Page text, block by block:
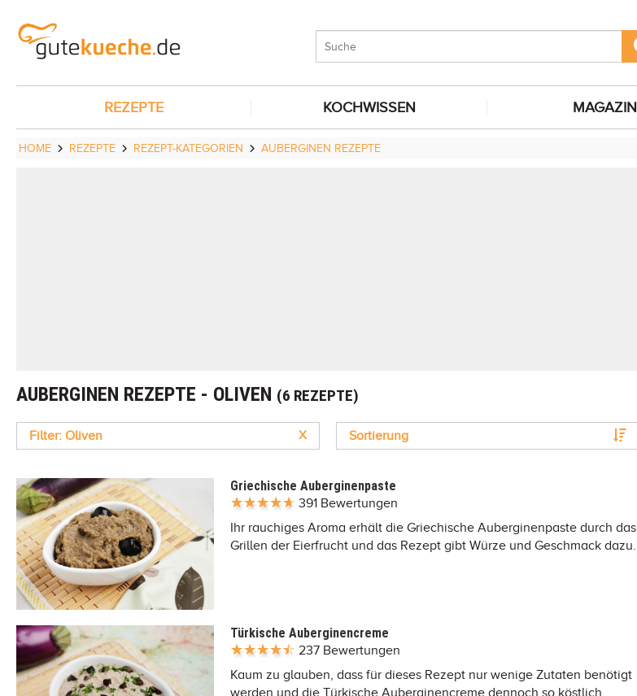
REZEPTE KOCHWISSEN MAGAZIN
HOME REZEPTE REZEPT-KATEGORIEN AUBERGINEN REZEPTE
AUBERGINEN REZEPTE - OLIVEN (6 REZEPTE)
Filter: Oliven X Sortierung
Griechische Auberginenpaste
391 Bewertungen
Ihr rauchiges Aroma erhält die Griechische Auberginenpaste durch das
Grillen der Eierfrucht und das Rezept gibt Würze und Geschmack dazu.
Türkische Auberginencreme
237 Bewertungen
Kaum zu glauben, dass für dieses Rezept nur wenige Zutaten benötigt
werden und die Türkische Auberginencreme dennoch so köstlich